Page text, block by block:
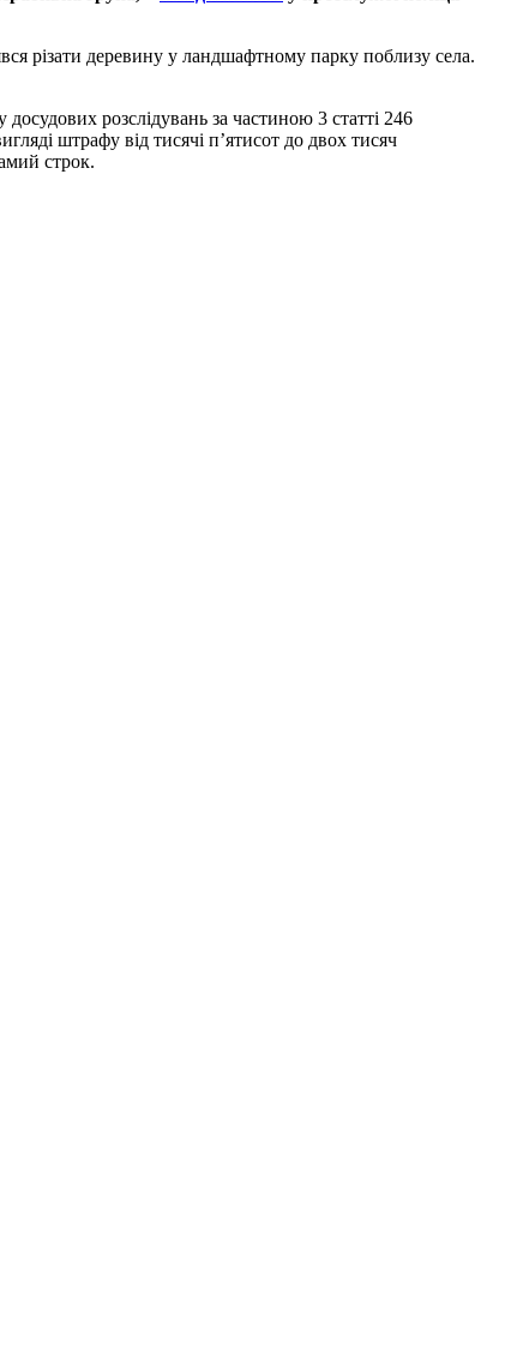
різати деревину у ландшафтному парку поблизу села.
розслідувань за частиною 3 статті 246
штрафу від тисячі п’ятисот до двох тисяч
строк.